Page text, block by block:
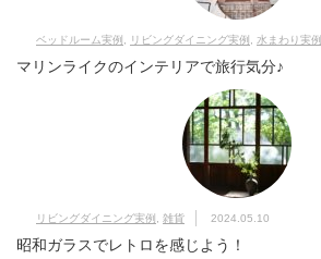
ベッドルーム実例 リビングダイニング実例 水まわり実例
マリンライクのインテリアで旅行気分♪
リビングダイニング実例 雑貨 2024.05.10
昭和ガラスでレトロを感じよう！